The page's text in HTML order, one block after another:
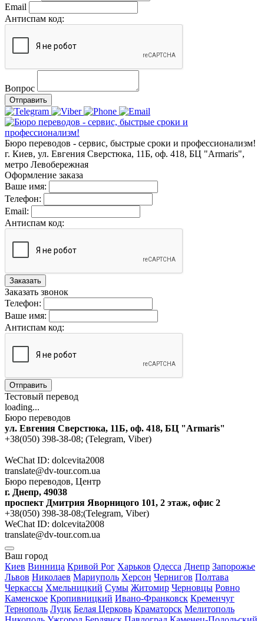
Email
Антиспам код:
Вопрос
Отправить
Бюро переводов - сервис, быстрые сроки и профессионализм!
г. Киев, ул. Евгения Сверстюка, 11Б, оф. 418, БЦ "Armaris",
метро Левобережная
Оформление заказа
Ваше имя:
Телефон:
Email:
Антиспам код:
Заказать
Заказать звонок
Телефон:
Ваше имя:
Антиспам код:
Отправить
Тестовый перевод
loading...
Бюро переводов
ул. Евгения Сверстюка, 11Б, оф. 418, БЦ "Armaris"
+38(050) 398-38-08; (Telegram, Viber)
WeChat ID: dolcevita2008
translate@dv-tour.com.ua
Бюро переводов, Центр
г. Днепр, 49038
проспект Дмитрия Яворницого 101, 2 этаж, офис 2
+38(050) 398-38-08;(Telegram, Viber)
WeChat ID: dolcevita2008
translate@dv-tour.com.ua
Ваш город
Киев Винница Кривой Рог Харьков Одесса Днепр Запорожье
Львов Николаев Мариуполь Херсон Чернигов Полтава
Черкассы Хмельницкий Сумы Житомир Черновцы Ровно
Каменское Кропивницкий Ивано-Франковск Кременчуг
Тернополь Луцк Белая Церковь Краматорск Мелитополь